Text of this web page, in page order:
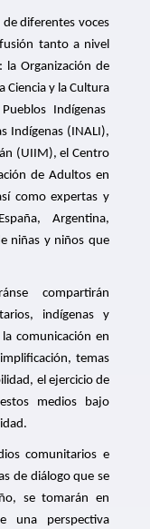
de diferentes voces
tanto a nivel
la Organización de
Ciencia y la Cultura
Indígenas
Indígenas (INALI),
(UIIM), el Centro
de Adultos en
como expertas y
Argentina,
niñas y niños que
ánse compartirán
indígenas y
la comunicación en
temas
el ejercicio de
medios bajo
comunitarios e
de diálogo que se
se tomarán en
una perspectiva